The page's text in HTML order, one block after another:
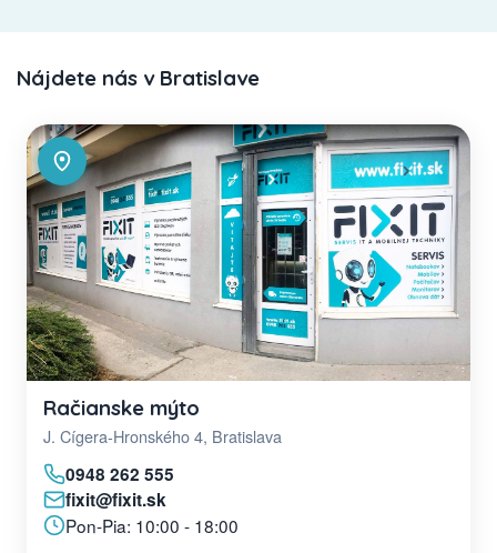
Nájdete nás v Bratislave
Račianske mýto
J. Cígera-Hronského 4, Bratislava
0948 262 555
fixit@fixit.sk
Pon-Pia: 10:00 - 18:00